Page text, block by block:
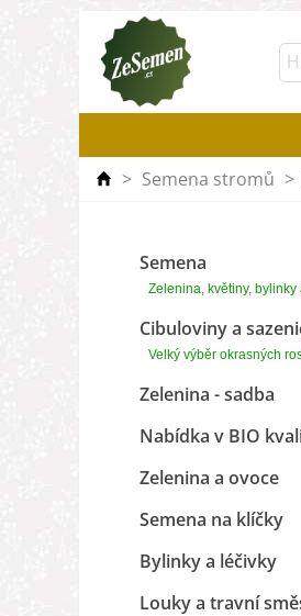
> Semena stromů >
Semena
Zelenina, květiny, bylinky
Cibuloviny a
Velký výběr okrasných
Zelenina - sadba
Nabídka v BIO
Zelenina a ovoce
Semena na klíčky
Bylinky a léčivky
Louky a travní